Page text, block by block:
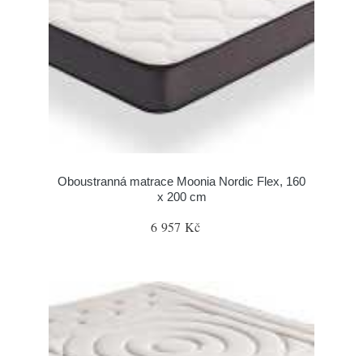
Oboustranná matrace Moonia Nordic Flex, 160
x 200 cm
6 957 Kč